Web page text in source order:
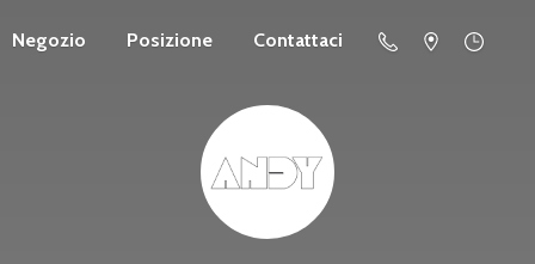
Negozio Posizione Contattaci